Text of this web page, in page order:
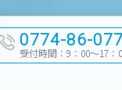
0774-86-
受付時間：9：00～17：